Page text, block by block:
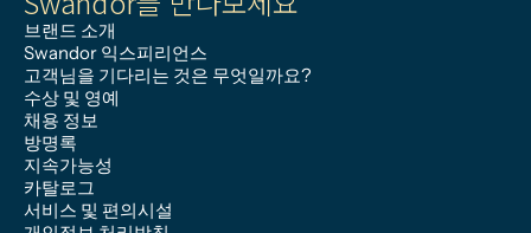
브랜드 소개
Swandor 익스피리언스
고객님을 기다리는 것은 무엇일까요?
수상 및 영예
채용 정보
방명록
지속가능성
카탈로그
서비스 및 편의시설